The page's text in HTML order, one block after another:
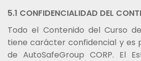
5.1 CONFIDENCIALIDAD DEL
Todo el Contenido del Curso
tiene carácter confidencial y es
de AutoSafeGroup CORP. El